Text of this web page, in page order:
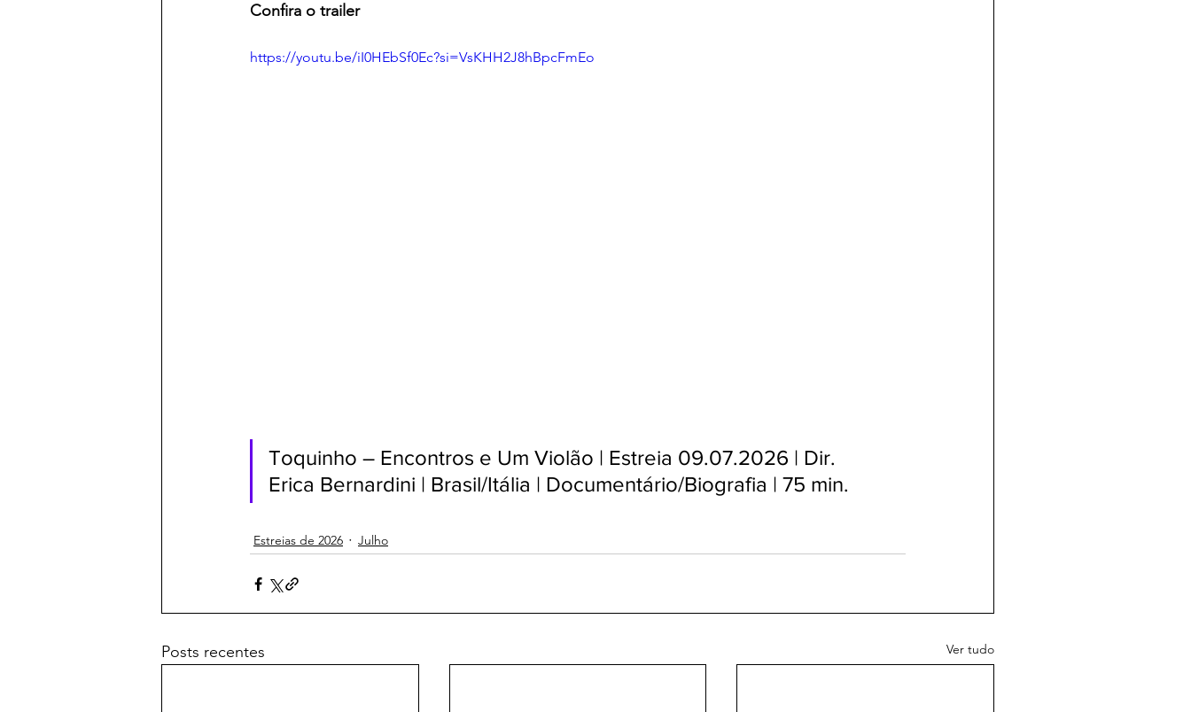
Confira o trailer
https://youtu.be/iI0HEbSf0Ec?si=VsKHH2J8hBpcFmEo
Toquinho – Encontros e Um Violão | Estreia 09.07.2026 | Dir.
Erica Bernardini | Brasil/Itália | Documentário/Biografia | 75 min.
Estreias de 2026 Julho
Posts recentes Ver tudo